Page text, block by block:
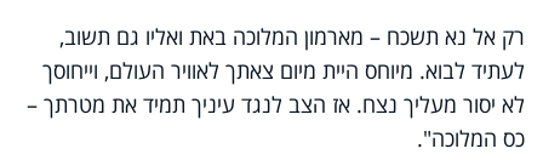
רק אל נא תשכח – מארמון המלוכה באת ואליו גם תשוב,
לעתיד לבוא. מיוחס היית מיום צאתך לאוויר העולם, וייחוסך
לא יסור מעליך נצח. אז הצב לנגד עיניך תמיד את מטרתך –
כס המלוכה".